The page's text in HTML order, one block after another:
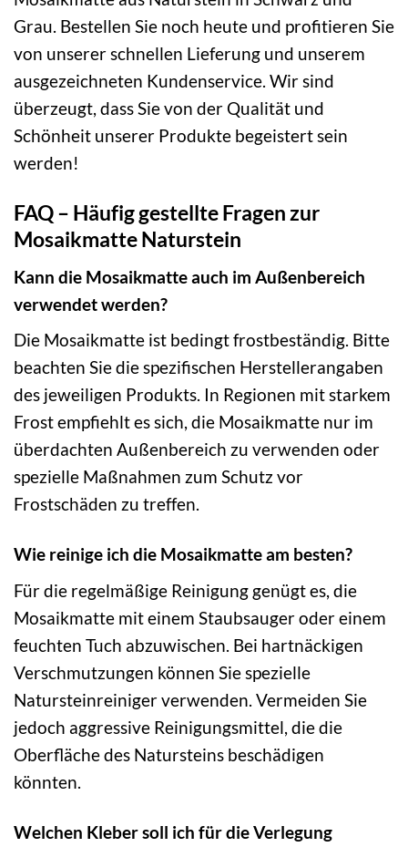
Grau. Bestellen Sie noch heute und profitieren Sie
von unserer schnellen Lieferung und unserem
ausgezeichneten Kundenservice. Wir sind
überzeugt, dass Sie von der Qualität und
Schönheit unserer Produkte begeistert sein
werden!
FAQ – Häufig gestellte Fragen zur
Mosaikmatte Naturstein
Kann die Mosaikmatte auch im Außenbereich
verwendet werden?
Die Mosaikmatte ist bedingt frostbeständig. Bitte
beachten Sie die spezifischen Herstellerangaben
des jeweiligen Produkts. In Regionen mit starkem
Frost empfiehlt es sich, die Mosaikmatte nur im
überdachten Außenbereich zu verwenden oder
spezielle Maßnahmen zum Schutz vor
Frostschäden zu treffen.
Wie reinige ich die Mosaikmatte am besten?
Für die regelmäßige Reinigung genügt es, die
Mosaikmatte mit einem Staubsauger oder einem
feuchten Tuch abzuwischen. Bei hartnäckigen
Verschmutzungen können Sie spezielle
Natursteinreiniger verwenden. Vermeiden Sie
jedoch aggressive Reinigungsmittel, die die
Oberfläche des Natursteins beschädigen
könnten.
Welchen Kleber soll ich für die Verlegung